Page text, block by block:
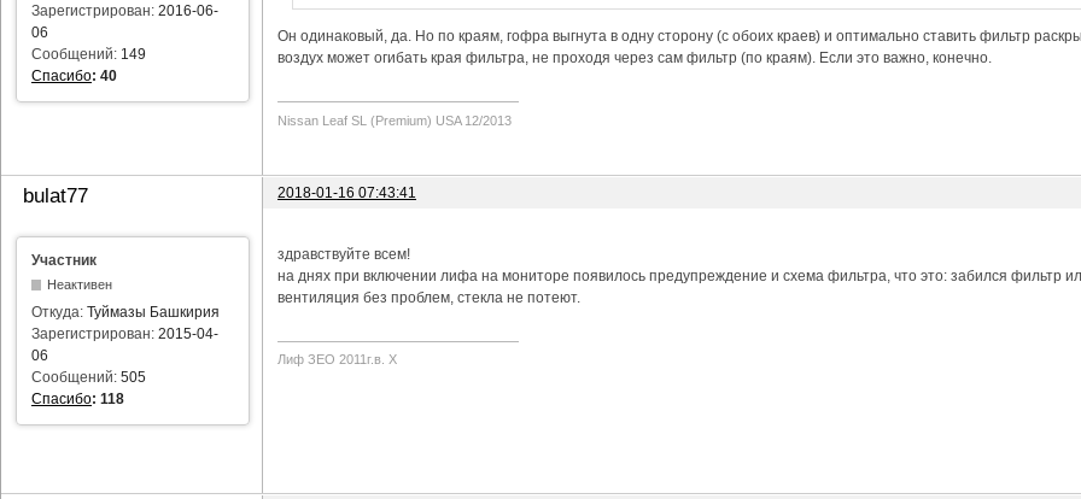
Зарегистрирован: 2016-06-
06
Сообщений: 149
Спасибо: 40
Он одинаковый, да. Но по краям, гофра выгнута в одну сторону (с обоих краев) и оптимально ставить фильтр
воздух может огибать края фильтра, не проходя через сам фильтр (по краям). Если это важно, конечно.
Nissan Leaf SL (Premium) USA 12/2013
bulat77 2018-01-16 07:43:41
Участник
Неактивен
Откуда: Туймазы Башкирия
Зарегистрирован: 2015-04-
06
Сообщений: 505
Спасибо: 118
здравствуйте всем!
на днях при включении лифа на мониторе появилось предупреждение и схема фильтра, что это: забился фильтр
вентиляция без проблем, стекла не потеют.
Лиф ЗЕО 2011г.в. Х